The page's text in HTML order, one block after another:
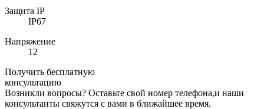
Защита IP
IP67
Напряжение
12
Получить бесплатную
консультацию
Возникли вопросы? Оставьте свой номер телефона,и наши
консультанты свяжутся с вами в ближайшее время.